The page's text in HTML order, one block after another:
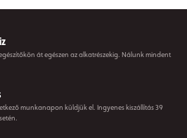
át egészen az alkatrészekig. Nálunk mindent
munkanapon küldjük el. Ingyenes kiszállítás 39